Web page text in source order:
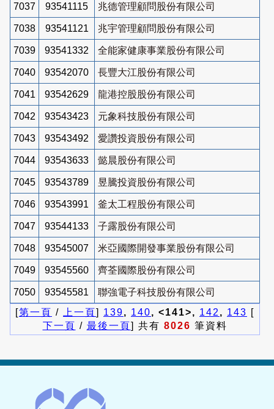
7037 93541115 兆德管理顧問股份有限公司
7038 93541121 兆宇管理顧問股份有限公司
7039 93541332 全能家健康事業股份有限公司
7040 93542070 長豐大江股份有限公司
7041 93542629 龍港控股股份有限公司
7042 93543423 元象科技股份有限公司
7043 93543492 愛讚投資股份有限公司
7044 93543633 懿晨股份有限公司
7045 93543789 昱騰投資股份有限公司
7046 93543991 釜太工程股份有限公司
7047 93544133 子露股份有限公司
7048 93545007 米亞國際開發事業股份有限公司
7049 93545560 齊荃國際股份有限公司
7050 93545581
聯強電子科技股份有限公司
[第一頁 / 上一頁] 139, 140, <141>, 142 , 143 [
下一頁 / 最後一頁] 共有 8026 筆資料